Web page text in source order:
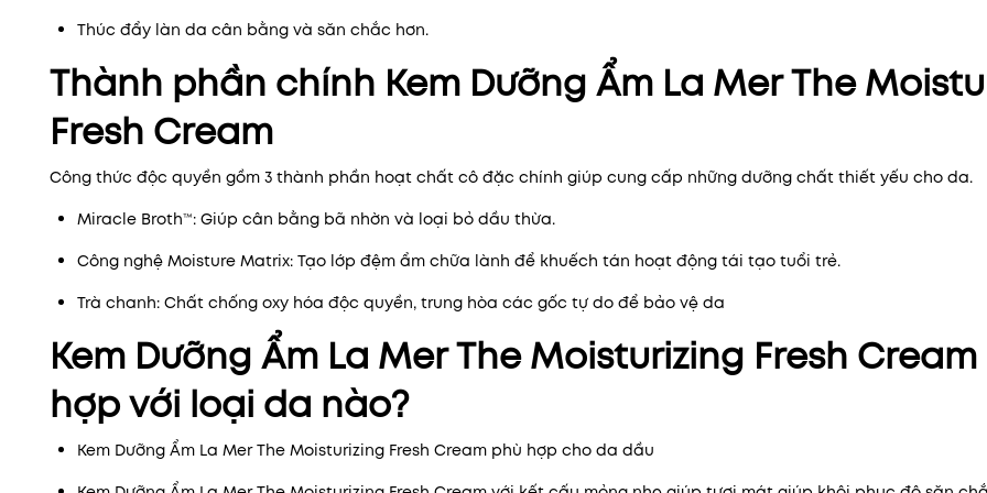
Thúc đẩy làn da cân bằng và săn chắc hơn.
Thành phần chính Kem Dưỡng Ẩm La Mer The
Fresh Cream
Công thức độc quyền gồm 3 thành phần hoạt chất cô đặc chính giúp cung cấp những dưỡng chất thiết yếu cho da.
Miracle Broth™: Giúp cân bằng bã nhờn và loại bỏ dầu thừa.
Công nghệ Moisture Matrix: Tạo lớp đệm ẩm chữa lành để khuếch tán hoạt động tái tạo tuổi trẻ.
Trà chanh: Chất chống oxy hóa độc quyền, trung hòa các gốc tự do để bảo vệ da
Kem Dưỡng Ẩm La Mer The Moisturizing Fresh
hợp với loại da nào?
Kem Dưỡng Ẩm La Mer The Moisturizing Fresh Cream phù hợp cho da dầu